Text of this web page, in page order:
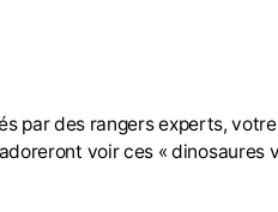
par des rangers experts,
voir ces « dinosaures